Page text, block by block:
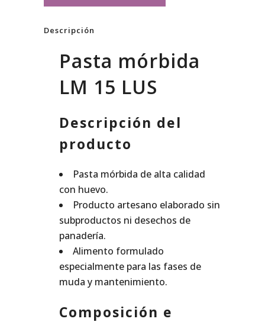
Descripción
Pasta mórbida
LM 15 LUS
Descripción del
producto
Pasta mórbida de alta calidad
con huevo.
Producto artesano elaborado sin
subproductos ni desechos de
panadería.
Alimento formulado
especialmente para las fases de
muda y mantenimiento.
Composición e